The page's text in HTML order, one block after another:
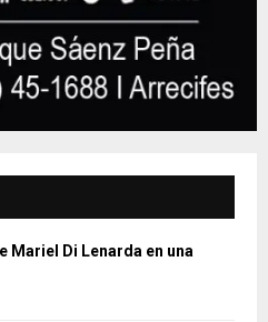
Mariel Di Lenarda en una